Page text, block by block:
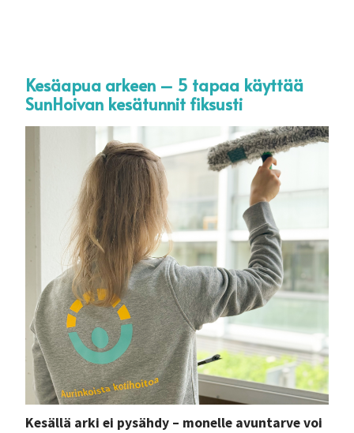
Kesäapua arkeen – 5 tapaa käyttää
SunHoivan kesätunnit fiksusti
Kesällä arki ei pysähdy – monelle avuntarve voi
KOTIHOITO TAMPERE
KOTIHOITO RAUMA
TYÖHAKEMUS